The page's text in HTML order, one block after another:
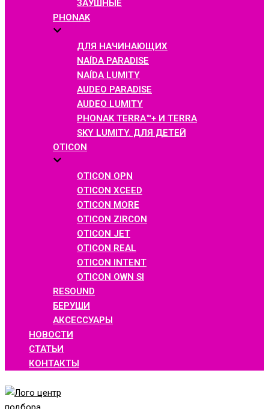
ЗАУШНЫЕ
PHONAK
ДЛЯ НАЧИНАЮЩИХ
NAÍDA PARADISE
NAÍDA LUMITY
AUDEO PARADISE
AUDEO LUMITY
PHONAK TERRA™+ И TERRA
SKY LUMITY. ДЛЯ ДЕТЕЙ
OTICON
OTICON OPN
OTICON XCEED
OTICON MORE
OTICON ZIRCON
OTICON JET
OTICON REAL
OTICON INTENT
OTICON OWN SI
RESOUND
БЕРУШИ
АКСЕССУАРЫ
НОВОСТИ
СТАТЬИ
КОНТАКТЫ